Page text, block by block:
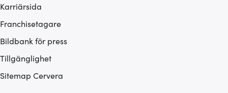
Karriärsida
Franchisetagare
Bildbank för press
Tillgänglighet
Sitemap Cervera